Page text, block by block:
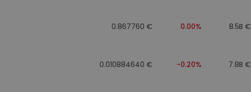
0.867760 € 0.00% 8.5B €
0.010884640 € -0.20% 7.8B €